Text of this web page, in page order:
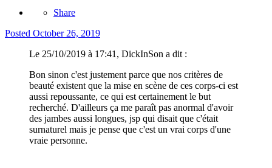
Share
Posted October 26, 2019
Le 25/10/2019 à 17:41, DickInSon a dit :
Bon sinon c'est justement parce que nos critères de
beauté existent que la mise en scène de ces corps-ci est
aussi repoussante, ce qui est certainement le but
recherché. D'ailleurs ça me paraît pas anormal d'avoir
des jambes aussi longues, jsp qui disait que c'était
surnaturel mais je pense que c'est un vrai corps d'une
vraie personne.